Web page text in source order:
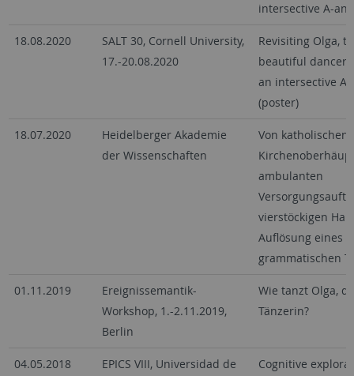
intersective A-
18.08.2020
SALT 30, Cornell University,
17.-20.08.2020
Revisiting Olga,
beautiful dancer:
an intersective A-
(poster)
18.07.2020
Heidelberger Akademie
der Wissenschaften
Von katholischen
ambulanten
vierstöckigen
Auflösung eines
grammatischen
01.11.2019
Ereignissemantik-
Workshop, 1.-2.11.2019,
Berlin
Wie tanzt Olga,
Tänzerin?
04.05.2018
EPICS VIII, Universidad de
Cognitive